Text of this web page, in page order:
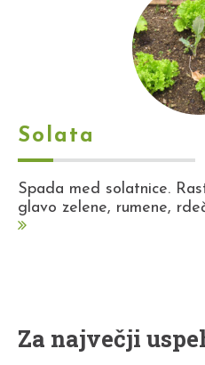
Solata
Spada med solatnice.
glavo zelene, rumene,
Za največji